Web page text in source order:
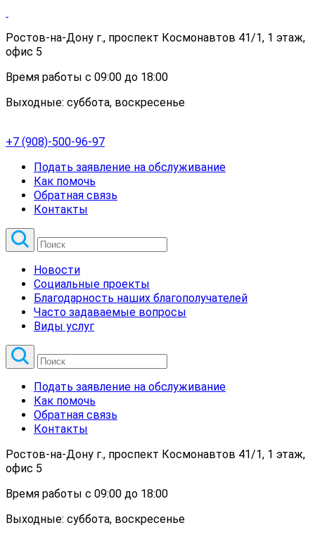
Ростов-на-Дону г., проспект Космонавтов 41/1, 1 этаж,
офис 5
Время работы с 09:00 до 18:00
Выходные: суббота, воскресенье
+7 (908)-500-96-97
Подать заявление на обслуживание
Как помочь
Обратная связь
Контакты
Новости
Социальные проекты
Благодарность наших благополучателей
Часто задаваемые вопросы
Виды услуг
Подать заявление на обслуживание
Как помочь
Обратная связь
Контакты
Ростов-на-Дону г., проспект Космонавтов 41/1, 1 этаж,
офис 5
Время работы с 09:00 до 18:00
Выходные: суббота, воскресенье